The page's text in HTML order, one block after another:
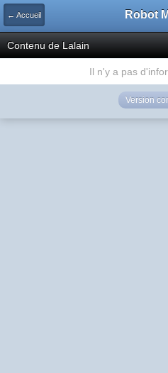
← Accueil Robot
Contenu de Lalain
Il n'y a pas
Version